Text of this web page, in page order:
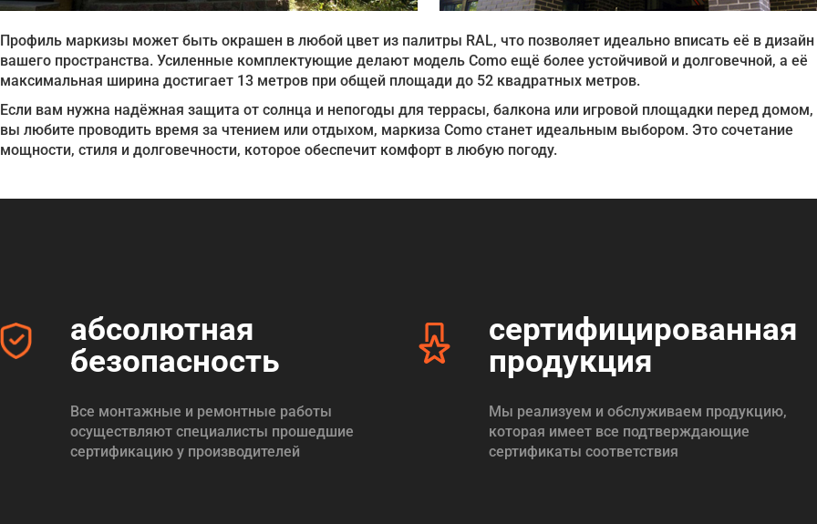
Профиль маркизы может быть окрашен в любой цвет из палитры RAL, что позволяет идеально вписать её в дизайн
вашего пространства. Усиленные комплектующие делают модель Como ещё более устойчивой и долговечной, а её
максимальная ширина достигает 13 метров при общей площади до 52 квадратных метров.
Если вам нужна надёжная защита от солнца и непогоды для террасы, балкона или игровой площадки перед домом,
вы любите проводить время за чтением или отдыхом, маркиза Como станет идеальным выбором. Это сочетание
мощности, стиля и долговечности, которое обеспечит комфорт в любую погоду.
абсолютная
безопасность
Все монтажные и ремонтные работы
осуществляют специалисты прошедшие
сертификацию у производителей
сертифицированная
продукция
Мы реализуем и обслуживаем продукцию,
которая имеет все подтверждающие
сертификаты соответствия